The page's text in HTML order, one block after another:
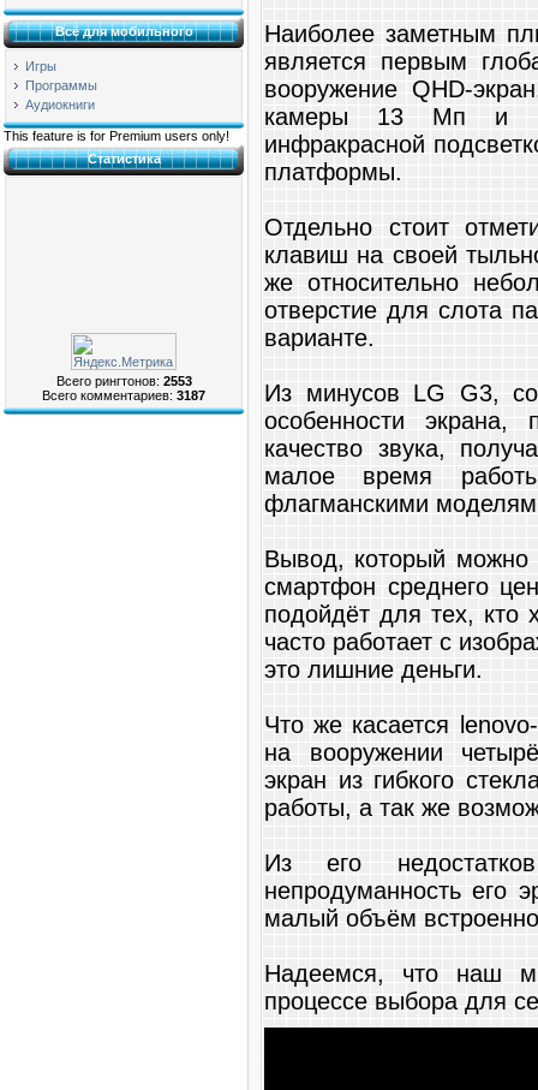
Всё для мобильного
Игры
Программы
Аудиокниги
This feature is for Premium users only!
Статистика
Всего рингтонов: 2553
Всего комментариев: 3187
Наиболее заметным
является первым
вооружение QHD-
камеры 13 Мп и со
инфракрасной
платформы.
Отдельно стоит
клавиш на своей
же относительно
отверстие для слота
варианте.
Из минусов LG G3,
особенности
качество звука,
малое время
флагманскими
Вывод, который можно
смартфон среднего
подойдёт для тех, кто
часто работает с
это лишние деньги.
Что же касается
на вооружении
экран из гибкого
работы, а так же
Из его
непродуманность его
малый объём
Надеемся, что наш
процессе выбора для